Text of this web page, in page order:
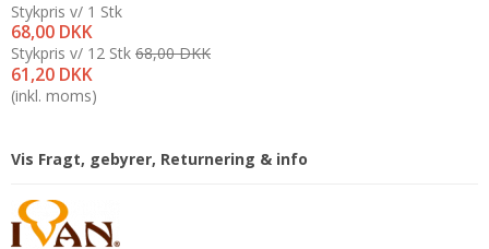
Stykpris v/ 1 Stk
68,00 DKK
Stykpris v/ 12 Stk
61,20 DKK
68,00 DKK
(inkl. moms)
Vis Fragt, gebyrer, Returnering & info